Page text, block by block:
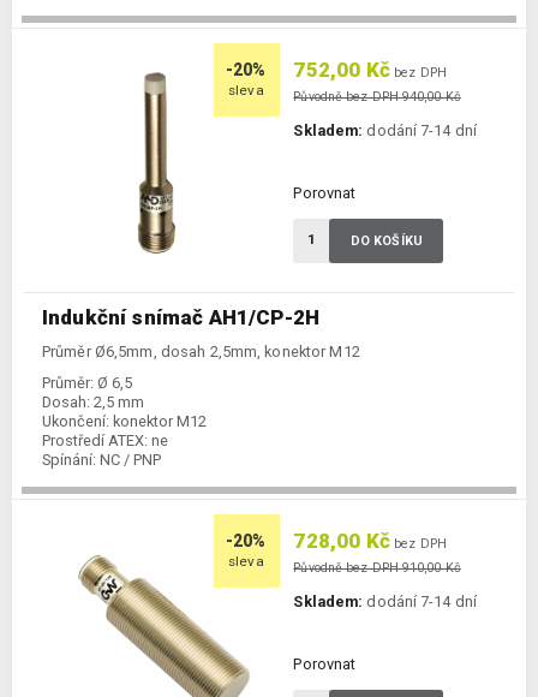
-20%
sleva
Indukční snímač AH1/CP-2H
Průměr Ø6,5mm, dosah 2,5mm, konektor M12
Průměr: Ø 6,5
Dosah: 2,5 mm
Ukončení: konektor M12
Prostředí ATEX: ne
Spínání: NC / PNP
752,00 Kč bez DPH
Původně bez DPH 940,00 Kč
Skladem: dodání 7-14 dní
Porovnat
DO KOŠÍKU
-20%
sleva
728,00 Kč bez DPH
Původně bez DPH 910,00 Kč
Skladem: dodání 7-14 dní
Porovnat